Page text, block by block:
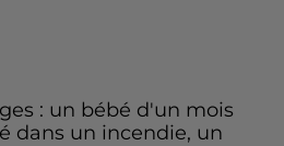
: un bébé d'un mois
dans un incendie, un